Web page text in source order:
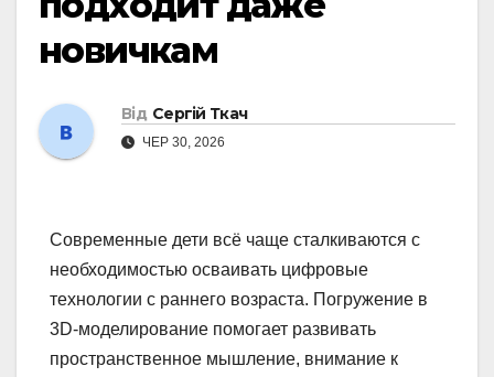
новичкам
Від Сергій Ткач
ЧЕР 30, 2026
Современные дети всё чаще сталкиваются с
необходимостью осваивать цифровые
технологии с раннего возраста. Погружение в
3D-моделирование помогает развивать
пространственное мышление, внимание к